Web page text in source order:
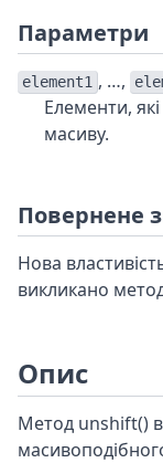
Параметри
element1 , …,
Елементи,
масиву.
Повернене
Нова
викликано
Опис
Метод unshift()